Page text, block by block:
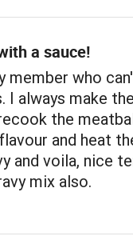
a sauce!
member who
always make
the
and heat
and voila, nice
mix also.